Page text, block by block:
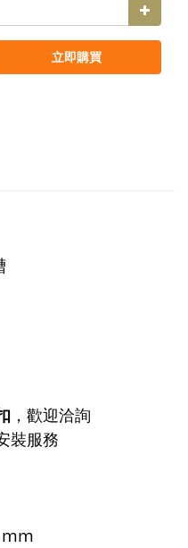
立即購買
，歡迎洽詢
裝服務